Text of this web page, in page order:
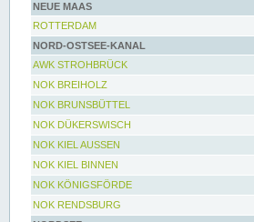
NEUE MAAS
ROTTERDAM
NORD-OSTSEE-KANAL
AWK STROHBRÜCK
NOK BREIHOLZ
NOK BRUNSBÜTTEL
NOK DÜKERSWISCH
NOK KIEL AUSSEN
NOK KIEL BINNEN
NOK KÖNIGSFÖRDE
NOK RENDSBURG